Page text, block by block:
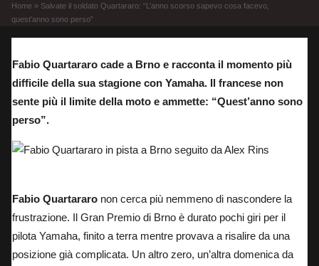
Home » Salvate il soldato Quartararo: “L’anno scorso sapevo cosa facevo,
quest’anno sono perso”
Fabio Quartararo cade a Brno e racconta il momento più
difficile della sua stagione con Yamaha. Il francese non
sente più il limite della moto e ammette: “Quest’anno sono
perso”.
Fabio Quartararo non cerca più nemmeno di nascondere la
frustrazione. Il Gran Premio di Brno è durato pochi giri per il
pilota Yamaha, finito a terra mentre provava a risalire da una
posizione già complicata. Un altro zero, un’altra domenica da